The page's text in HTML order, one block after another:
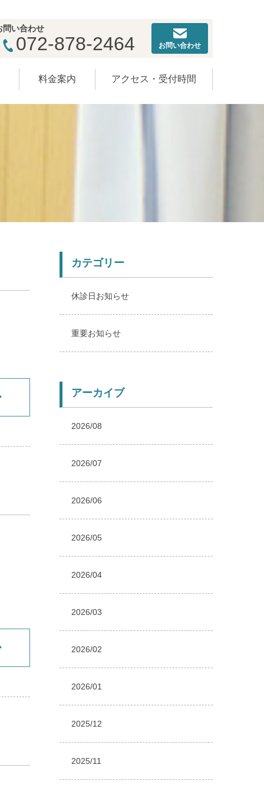
問い合わせ
072-878-2464 お問い合わせ
料金案内 アクセス・受付時間
カテゴリー
休診日お知らせ
重要お知らせ
アーカイブ
2026/08
2026/07
2026/06
2026/05
2026/04
2026/03
2026/02
2026/01
2025/12
2025/11